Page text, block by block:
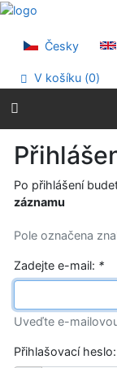
Přejít na obsah
Prohlášení o
Česky
V košíku (0)
Po přihlášení
záznamu
Pole označena
Zadejte e-mail: *
Uveďte e-
Přihlašovací heslo: